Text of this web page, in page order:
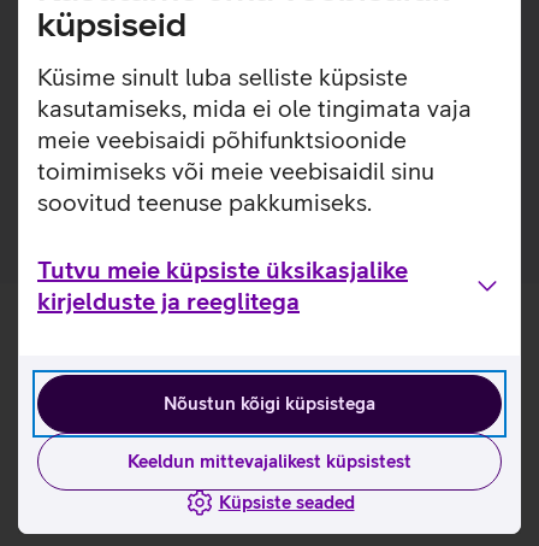
küpsiseid
Küsime sinult luba selliste küpsiste
kasutamiseks, mida ei ole tingimata vaja
meie veebisaidi põhifunktsioonide
toimimiseks või meie veebisaidil sinu
soovitud teenuse pakkumiseks.
Tutvu meie küpsiste üksikasjalike
kirjelduste ja reeglitega
Nõustun kõigi küpsistega
Keeldun mittevajalikest küpsistest
Küpsiste seaded
loodud eesmärgiga pikendada seadmete eluiga ja
välimust. Karastatud klaas toimib turvapadjana, kaitstes
telefoni löökide eest ja pakkudes kõrgetasemelist kaitset
kriimustuste vastu, ilma et see kahjustaks seadme
funktsionaalsust ja välimust. Kaitseklaas on kaetud ka
spetsiaalse kihiga, mis vähendab sõrmejälgede tekkimist
klaasile.